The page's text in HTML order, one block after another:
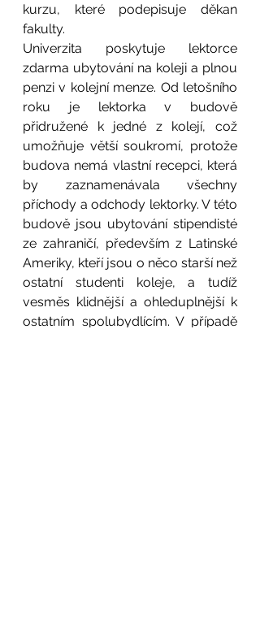
kurzu, které podepisuje děkan
fakulty.
Univerzita poskytuje lektorce
zdarma ubytování na koleji a plnou
penzi v kolejní menze. Od letošního
roku je lektorka v budově
přidružené k jedné z kolejí, což
umožňuje větší soukromí, protože
budova nemá vlastní recepci, která
by zaznamenávala všechny
příchody a odchody lektorky. V této
budově jsou ubytování stipendisté
ze zahraničí, především z Latinské
Ameriky, kteří jsou o něco starší než
ostatní studenti koleje, a tudíž
vesměs klidnější a ohleduplnější k
ostatním spolubydlícím. V případě